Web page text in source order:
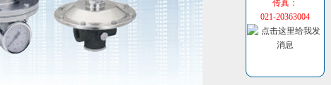
传真：
021-20363004